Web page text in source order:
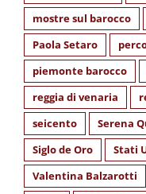
mostre sul barocco
Paola Setaro
piemonte barocco
reggia di venaria
seicento
Serena
Siglo de Oro
Stati
Valentina Balzarotti